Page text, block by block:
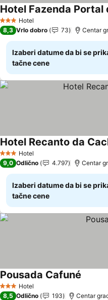
3 Zvezdice
Hotel
Hotel Fazenda Portal
8,3 Vrlo dobro 73 Centar
Izaberi datume da bi se
tačne cene
3 Zvezdice
Hotel
Hotel Recanto da
9,0 Odlično 4.797 Centar
Izaberi datume da bi se
tačne cene
3 Zvezdice
Hotel
Pousada Cafuné
8,5 Odlično 193 Centar